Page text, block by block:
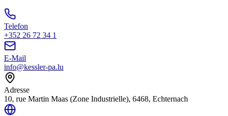
Telefon
+352 26 72 34 1
E-Mail
info@kessler-pa.lu
Adresse
10, rue Martin Maas (Zone Industrielle), 6468, Echternach